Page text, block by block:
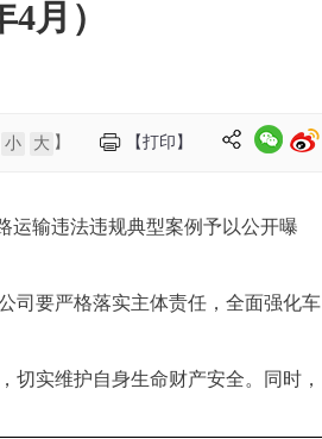
月）
【打印】
小 大 】
运输违法违规典型案例予以公开曝
司要严格落实主体责任，全面强化车
实维护自身生命财产安全。同时，